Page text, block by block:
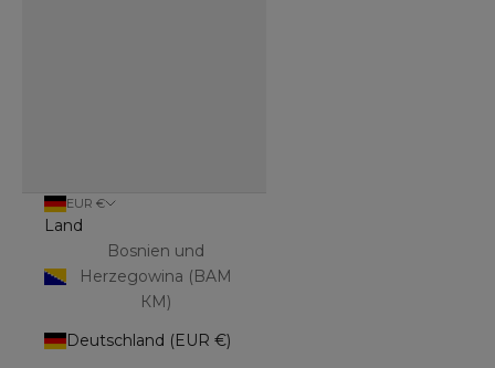
EUR €
Land
Bosnien und
Herzegowina (BAM
КМ)
Deutschland (EUR €)